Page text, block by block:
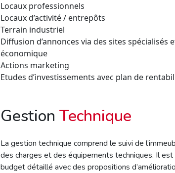
Locaux professionnels
Locaux d’activité / entrepôts
Terrain industriel
Diffusion d’annonces via des sites spécialisés
économique
Actions marketing
Etudes d’investissements avec plan de
Gestion Technique
La gestion technique comprend le suivi de
des charges et des équipements techniques. Il est
budget détaillé avec des propositions